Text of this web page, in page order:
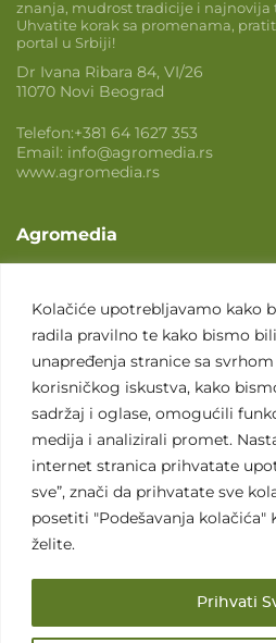
Kolačiće upotrebljavamo kako
radila pravilno te kako bismo
unapređenja stranice sa
korisničkog iskustva, kako
sadržaj i oglase, omogućili
medija i analizirali promet.
internet stranica prihvatate
sve”, znači da prihvatate sve
posetiti "Podešavanja kolačića"
želite.
Prihvati
znanja, mudrost tradicije i najnovija
Uhvatite korak sa promenama,
portal u Srbiji!
Dr Ivana Ribara 84, VI/26
11070 Novi Beograd
Telefon:+381 64 1627 353
Email: info@agromedia.rs
www.agromedia.rs
Agromedia
Svet poljoprivrede
Marketing usluge
Tražimo saradnike
Kontakt
Kontakt